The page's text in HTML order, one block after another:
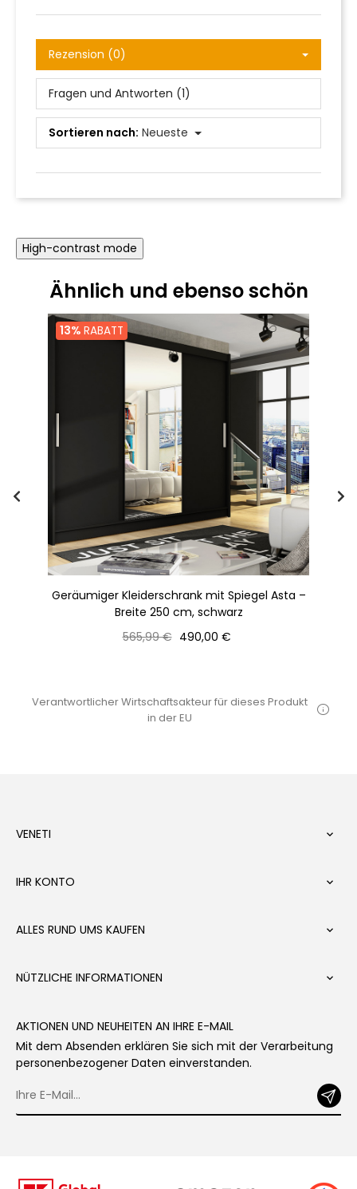
Rezension (0)
Fragen und Antworten (1)
Sortieren nach: Neueste
High-contrast mode
Ähnlich und ebenso schön
13% RABATT
Geräumiger Kleiderschrank mit Spiegel Asta –
Breite 250 cm, schwarz
Normaler
565,99 € Preis
490,00 €
Verantwortlicher Wirtschaftsakteur für dieses Produkt
in der EU
VENETI 
IHR KONTO 
ALLES RUND UMS KAUFEN 
NÜTZLICHE INFORMATIONEN 
AKTIONEN UND NEUHEITEN AN IHRE E-MAIL
Mit dem Absenden erklären Sie sich mit der Verarbeitung
personenbezogener Daten einverstanden.